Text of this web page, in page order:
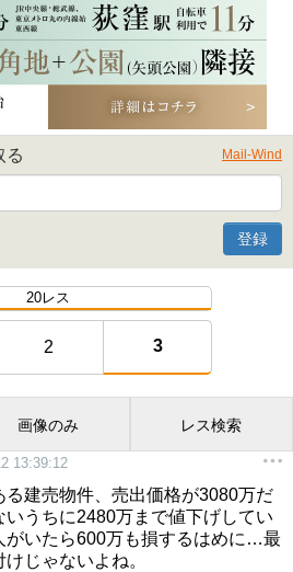
る Mail-Wind
登録
20レス
2 3
画像のみ レス検索
13:39:12
る建売物件、売出価格が3080万だ
いうちに2480万まで値下げしてい
いたら600万も損するはめに…最
じゃないよね。